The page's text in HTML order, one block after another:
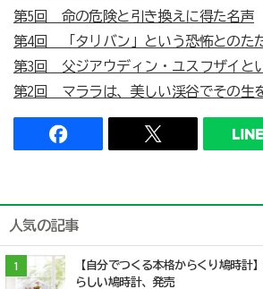
第5回 命の危険と引き換えに得た名声
第4回 「タリバン」という恐怖とのた
第3回 父ジアウディン・ユスフザイと
第2回 マララは、美しい渓谷でその生
人気の記事
1
【自分でつくる本格からくり鳩時計
らしい鳩時計、発売